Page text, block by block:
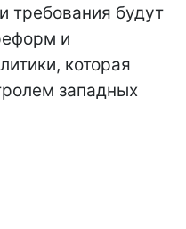
требования будут
и
которая
западных